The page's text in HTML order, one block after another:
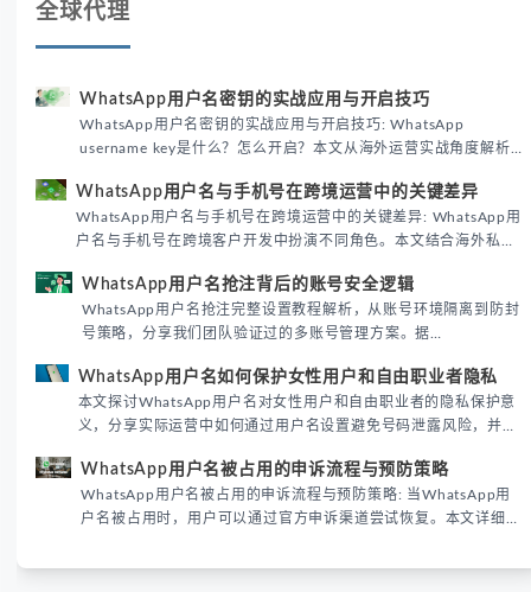
全球代理
WhatsApp用户名密钥的实战应用与开启技巧
WhatsApp用户名密钥的实战应用与开启技巧: WhatsApp
username key是什么？怎么开启？本文从海外运营实战角度解析
境团队高效触达目标客户。
WhatsApp用户名与手机号在跨境运营中的关键差异
WhatsApp用户名与手机号在跨境运营中的关键差异: WhatsApp用
户名与手机号在跨境客户开发中扮演不同角色。本文结合海外私域
际差异，帮助团队优化WhatsApp营销策略。
WhatsApp用户名抢注背后的账号安全逻辑
WhatsApp用户名抢注完整设置教程解析，从账号环境隔离到防封
号策略，分享我们团队验证过的多账号管理方案。据
性直接影响转化率。
WhatsApp用户名如何保护女性用户和自由职业者隐私
本文探讨WhatsApp用户名对女性用户和自由职业者的隐私保护意
义，分享实际运营中如何通过用户名设置避免号码泄露风险，并提
已成为全球数字沟通的首要考量。
WhatsApp用户名被占用的申诉流程与预防策略
WhatsApp用户名被占用的申诉流程与预防策略: 当WhatsApp用
户名被占用时，用户可以通过官方申诉渠道尝试恢复。本文详细解
账号安全。